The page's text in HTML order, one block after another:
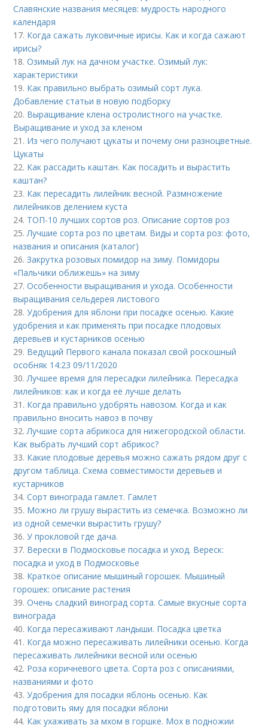
Славянские названия месяцев: мудрость народного
календаря
17. Когда сажать луковичные ирисы. Как и когда сажают
ирисы?
18.Озимый лук на дачном участке. Озимый лук:
характеристики
19. Как правильно выбрать озимый сорт лука.
Добавление статьи в новую подборку
20. Выращивание клена остролистного на участке.
Выращивание и уход за кленом
21. Из чего получают цукаты и почему они разноцветные.
Цукаты
22. Как рассадить каштан. Как посадить и вырастить
каштан?
23. Как пересадить лилейник весной. Размножение
лилейников делением куста
24. ТОП-10 лучших сортов роз. Описание сортов роз
25.Лучшие сорта роз по цветам. Виды и сорта роз: фото,
названия и описания (каталог)
26.Закрутка розовых помидор на зиму. Помидоры
«Пальчики оближешь» на зиму
27.Особенности выращивания и ухода. Особенности
выращивания сельдерея листового
28.Удобрения для яблони при посадке осенью. Какие
удобрения и как применять при посадке плодовых
деревьев и кустарников осенью
29. Ведущий Первого канала показал свой роскошный
особняк 14:23 09/11/2020
30.Лучшее время для пересадки лилейника. Пересадка
лилейников: как и когда её лучше делать
31. Когда правильно удобрять навозом. Когда и как
правильно вносить навоз в почву
32.Лучшие сорта абрикоса для нижегородской области.
Как выбрать лучший сорт абрикос?
33. Какие плодовые деревья можно сажать рядом друг с
другом таблица. Схема совместимости деревьев и
кустарников
34.Сорт винограда гамлет. Гамлет
35. Можно ли грушу вырастить из семечка. Возможно ли
из одной семечки вырастить грушу?
36.У прокловой где дача.
37. Верески в Подмосковье посадка и уход. Вереск:
посадка и уход в Подмосковье
38. Краткое описание мышиный горошек. Мышиный
горошек: описание растения
39.Очень сладкий виноград сорта. Самые вкусные сорта
винограда
40. Когда пересаживают ландыши. Посадка цветка
41. Когда можно пересаживать лилейники осенью. Когда
пересаживать лилейники весной или осенью
42. Роза коричневого цвета. Сорта роз с описаниями,
названиями и фото
43.Удобрения для посадки яблонь осенью. Как
подготовить яму для посадки яблони
44. Как ухаживать за мхом в горшке. Мох в подножии